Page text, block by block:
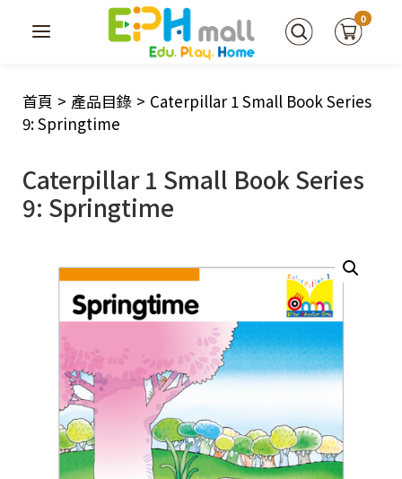
0
首頁 > 產品目錄 > Caterpillar 1 Small Book Series
9: Springtime
Caterpillar 1 Small Book Series
9: Springtime